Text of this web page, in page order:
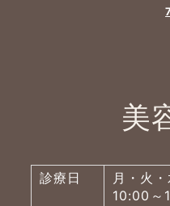
新
五本木クリ
保険
よく
一般診療
美
診療日
月・火
10:00～